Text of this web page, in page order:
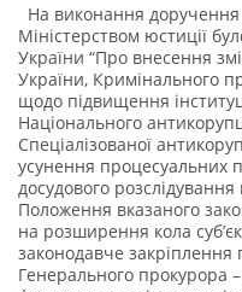
На виконання доручення
Міністерством юстиції
України “Про внесення
України, Кримінального
щодо підвищення
Національного
Спеціалізованої
усунення процесуальних
досудового
Положення вказаного
на розширення кола
законодавче
Генерального прокурора